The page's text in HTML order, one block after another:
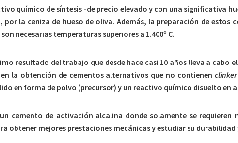
químico de síntesis -de precio elevado y con una significativa
la ceniza de hueso de oliva. Además, la preparación de estos
necesarias temperaturas superiores a 1.400º C.
resultado del trabajo que desde hace casi 10 años lleva a cabo
en la obtención de cementos alternativos que no contienen clinker
en forma de polvo (precursor) y un reactivo químico disuelto en
cemento de activación alcalina donde solamente se requieren
mejores prestaciones mecánicas y estudiar su durabilidad